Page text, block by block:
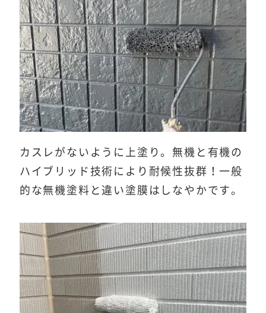
カスレがないように上塗り。無機と有機の
ハイブリッド技術により耐候性抜群！一般
的な無機塗料と違い塗膜はしなやかです。